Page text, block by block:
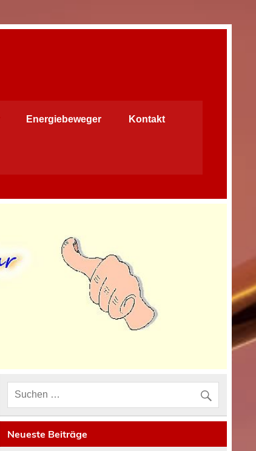
Energiebeweger Kontakt
Neueste Beiträge